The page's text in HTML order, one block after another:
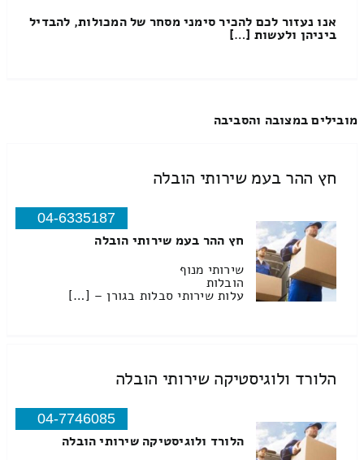
אנו נעזור לכם להכיר סימני מסחר של המכולות, להבדיל
ביניהן ולעשות […]
מובילים במצובה והסביבה
חץ ההר בעמ שירותי הובלה
04-6335187
חץ ההר בעמ שירותי הובלה
שירותי מנוף
הובלות
עלות שירותי סבלות בגורן – […]
הלורד ולוגיסטיקה שירותי הובלה
04-7746085
הלורד ולוגיסטיקה שירותי הובלה